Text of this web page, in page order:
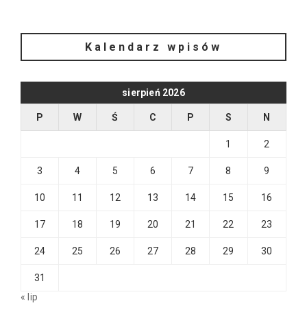
Kalendarz wpisów
sierpień 2026
P W Ś C P S N
1 2
3 4 5 6 7 8 9
10 11 12 13 14 15 16
17 18 19 20 21 22 23
24 25 26 27 28 29 30
31
« lip